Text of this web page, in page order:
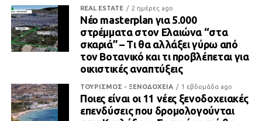
REAL ESTATE 2 ημέρες ago
Νέο masterplan για 5.000
στρέμματα στον Ελαιώνα “στα
σκαριά” – Τι θα αλλάξει γύρω από
τον Βοτανικό και τι προβλέπεται για
οικιστικές αναπτύξεις
ΤΟΥΡΙΣΜΟΣ - ΞΕΝΟΔΟΧΕΙΑ 1 εβδομάδα ago
Ποιες είναι οι 11 νέες ξενοδοχειακές
επενδύσεις που δρομολογούνται